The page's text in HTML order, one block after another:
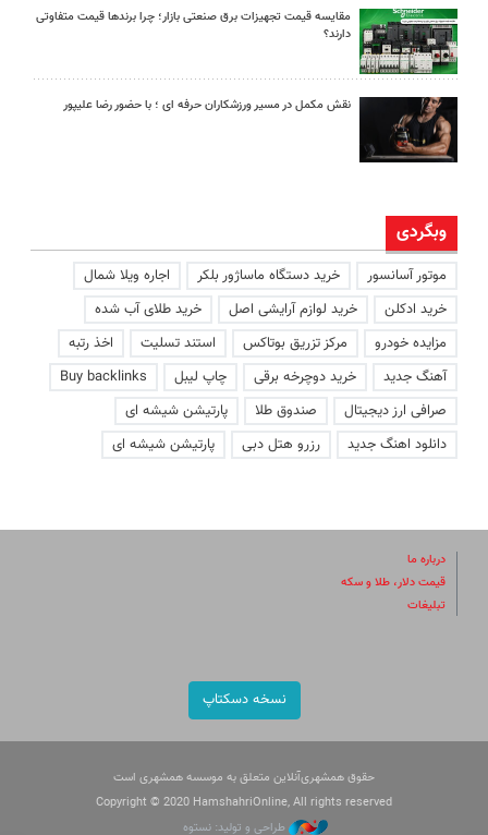
مقایسه قیمت تجهیزات برق صنعتی بازار؛ چرا برندها قیمت متفاوتی
دارند؟
نقش مکمل در مسیر ورزشکاران حرفه ای ؛ با حضور رضا علیپور
وبگردی
موتور آسانسور خرید دستگاه ماساژور بلکر
اجاره ویلا شمال
خرید ادکلن
خرید لوازم آرایشی اصل
خرید طلای آب شده
مزایده خودرو
مرکز تزریق بوتاکس استند تسلیت
اخذ رتبه
آهنگ جدید
خرید دوچرخه برقی چاپ لیبل
Buy backlinks
صرافی ارز دیجیتال
صندوق طلا
پارتیشن شیشه ای
دانلود اهنگ جدید
رزرو هتل دبی پارتیشن شیشه ای
درباره ما
قیمت دلار، طلا و سکه
تبلیغات
نسخه دسکتاپ
حقوق همشهری‌آنلاین متعلق به موسسه همشهری است
Copyright © 2020 HamshahriOnline, All rights reserved
طراحی و تولید: نستوه